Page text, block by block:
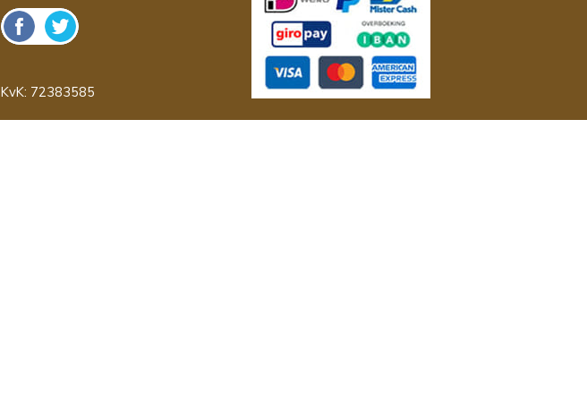
KvK: 72383585